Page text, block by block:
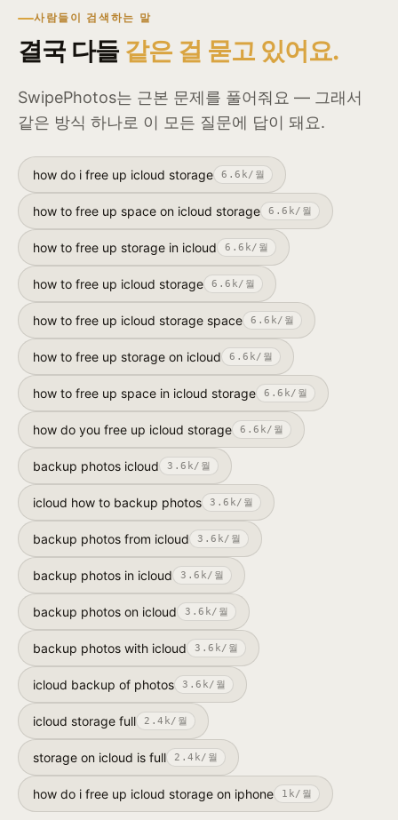
사람들이 검색하는 말
결국 다들 같은 걸 묻고 있어요.
SwipePhotos는 근본 문제를 풀어줘요 — 그래서
같은 방식 하나로 이 모든 질문에 답이 돼요.
how do i free up icloud storage 6.6k/월
how to free up space on icloud storage 6.6k/월
how to free up storage in icloud 6.6k/월
how to free up icloud storage 6.6k/월
how to free up icloud storage space 6.6k/월
how to free up storage on icloud 6.6k/월
how to free up space in icloud storage 6.6k/월
how do you free up icloud storage 6.6k/월
backup photos icloud 3.6k/월
icloud how to backup photos 3.6k/월
backup photos from icloud 3.6k/월
backup photos in icloud 3.6k/월
backup photos on icloud 3.6k/월
backup photos with icloud 3.6k/월
icloud backup of photos 3.6k/월
icloud storage full 2.4k/월
storage on icloud is full 2.4k/월
how do i free up icloud storage on iphone 1k/월